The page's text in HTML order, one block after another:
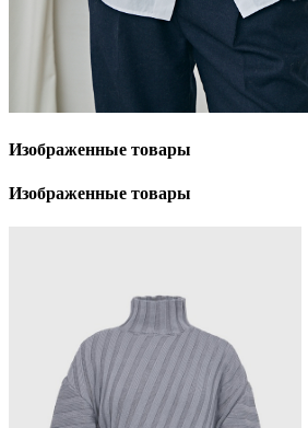
Изображенные товары
Изображенные товары